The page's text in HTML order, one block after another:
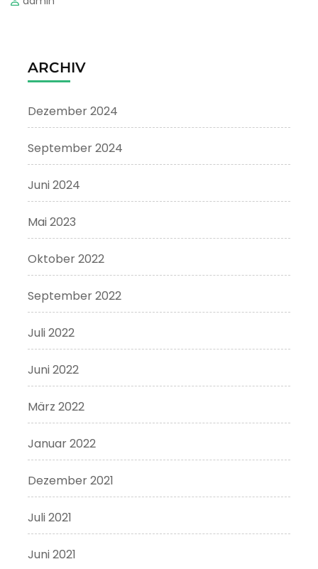
ARCHIV
Dezember 2024
September 2024
Juni 2024
Mai 2023
Oktober 2022
September 2022
Juli 2022
Juni 2022
März 2022
Januar 2022
Dezember 2021
Juli 2021
Juni 2021